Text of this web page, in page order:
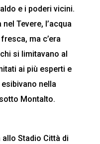
e i poderi vicini.
Tevere, l’acqua
ma c’era
si limitavano al
ai più esperti e
nella
Montalto.
Stadio Città di